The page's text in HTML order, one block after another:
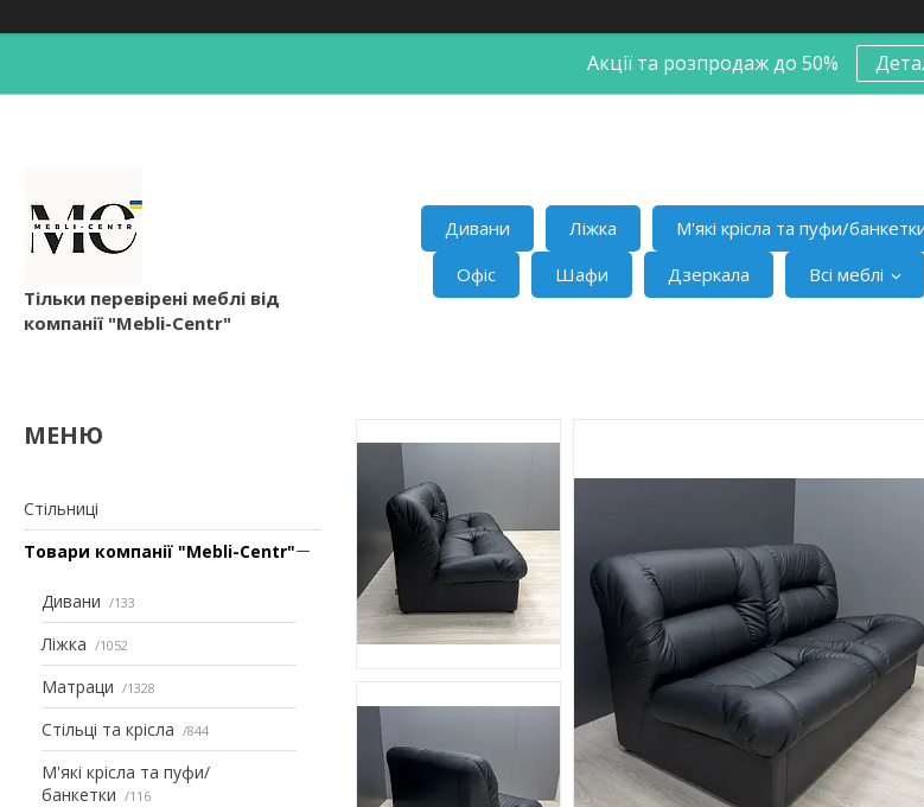
Акції та розпродаж до 50%
Тільки перевірені меблі від
компанії "Mebli-Centr"
Дивани Ліжка М'які крісла та пуфи/
Офіс
Шафи Дзеркала Всі меблі
Стільниці
Товари компанії "Mebli-Centr"
Дивани 133
Ліжка 1052
Матраци 1328
Стільці та крісла 844
М'які крісла та пуфи/
банкетки
116